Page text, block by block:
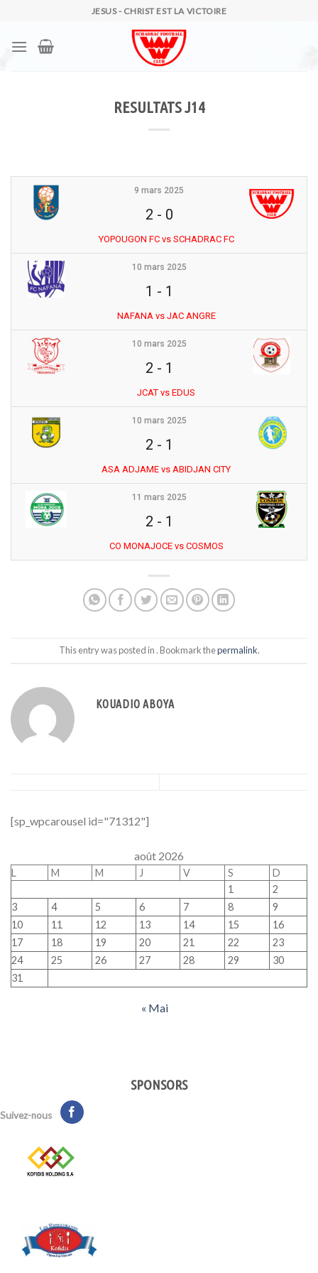
content
JESUS - CHRIST EST LA VICTOIRE
RESULTATS J14
9 mars 2025
2 - 0
YOPOUGON FC vs SCHADRAC FC
10 mars 2025
1 - 1
NAFANA vs JAC ANGRE
10 mars 2025
2 - 1
JCAT vs EDUS
10 mars 2025
2 - 1
ASA ADJAME vs ABIDJAN CITY
11 mars 2025
2 - 1
CO MONAJOCE vs COSMOS
This entry was posted in . Bookmark thepermalink.
KOUADIO ABOYA
[sp_wpcarousel id="71312"]
août 2026
L M M J V S
D
1
2
3
4 5 6 7 8
9
10
11 12 13 14 15
16
17
18 19 20 21 22
23
24
25 26 27 28 29
30
31
« Mai
SPONSORS
Suivez-nous